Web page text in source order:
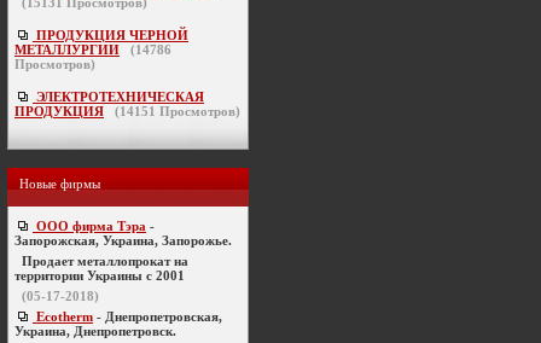
ПРОДУКЦИЯ ЧЕРНОЙ
МЕТАЛЛУРГИИ
(14786
Просмотров)
ЭЛЕКТРОТЕХНИЧЕСКАЯ
ПРОДУКЦИЯ
(14151 Просмотров)
Новые фирмы
ООО фирма Тэра -
Запорожская, Украина, Запорожье.
Продает металлопрокат на
территории Украины с 2001
(05-17-2018)
Ecotherm - Днепропетровская,
Украина, Днепропетровск.